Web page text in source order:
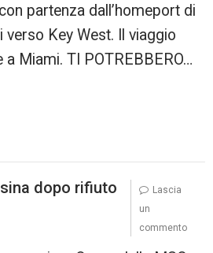
partenza dall’homeport di
verso Key West. Il viaggio
Miami. TI POTREBBERO…
dopo rifiuto
Lascia
un
commento